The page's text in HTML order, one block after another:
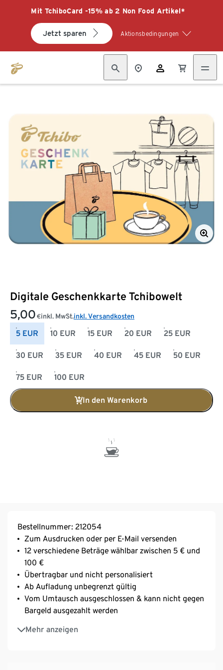
Mit TchiboCard -15% ab 2 Non Food Artikel*
Jetzt sparen Aktionsbedingungen
Digitale Geschenkkarte Tchibowelt
5,00 €inkl. MwSt.inkl. Versandkosten
5 EUR 10 EUR 15 EUR 20 EUR 25 EUR
30 EUR 35 EUR 40 EUR 45 EUR 50 EUR
75 EUR 100 EUR
In den Warenkorb
Bestellnummer: 212054
Zum Ausdrucken oder per E-Mail versenden
12 verschiedene Beträge wählbar zwischen 5 € und
100 €
Übertragbar und nicht personalisiert
Ab Aufladung unbegrenzt gültig
Vom Umtausch ausgeschlossen & kann nicht gegen
Bargeld ausgezahlt werden
Mehr anzeigen
Nach Eingang der Bestellung erhalten Sie eine
Bestelleingangsbestätigung per E-Mail. Die